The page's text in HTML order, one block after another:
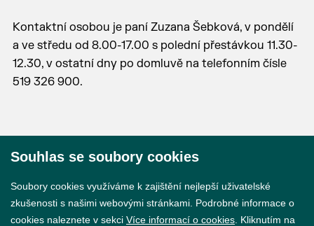
Kontaktní osobou je paní Zuzana Šebková, v pondělí
a ve středu od 8.00-17.00 s polední přestávkou 11.30-
12.30, v ostatní dny po domluvě na telefonním čísle
519 326 900.
Souhlas se soubory cookies
Soubory cookies využíváme k zajištění nejlepší uživatelské
zkušenosti s našimi webovými stránkami. Podrobné informace o
cookies naleznete v sekci Více informací o cookies . Kliknutím na